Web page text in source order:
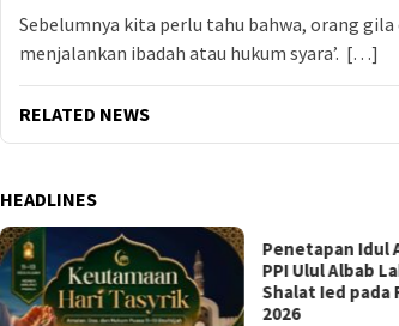
Sebelumnya kita perlu tahu bahwa, orang
menjalankan ibadah atau hukum syara’. […]
RELATED NEWS
HEADLINES
Penetapan Idul
PPI Ulul Albab
Shalat Ied pada
2026